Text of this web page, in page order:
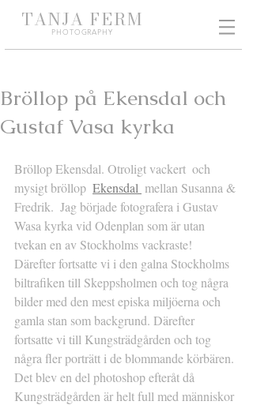
TANJA FERM
PHOTOGRAPHY
Bröllop på Ekensdal och
Gustaf Vasa kyrka
Bröllop Ekensdal. Otroligt vackert  och
mysigt bröllop Ekensdal mellan Susanna &
Fredrik.  Jag började fotografera i Gustav
Wasa kyrka vid Odenplan som är utan
tvekan en av Stockholms vackraste!
Därefter fortsatte vi i den galna Stockholms
biltrafiken till Skeppsholmen och tog några
bilder med den mest episka miljöerna och
gamla stan som backgrund. Därefter
fortsatte vi till Kungsträdgården och tog
några fler porträtt i de blommande körbären.
Det blev en del photoshop efteråt då
Kungsträdgården är helt full med människor